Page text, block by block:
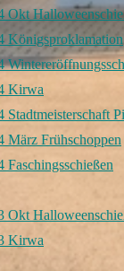
Okt
Königsproklamation
Kirwa
Stadtmeisterschaft
März Frühschoppen
Faschingsschießen
Okt
Kirwa